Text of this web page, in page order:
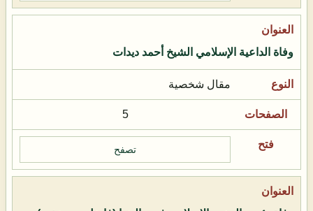
وفاة الداعية الإسلامي الشيخ أحمد ديدات
مقال شخصية
5
تصفح